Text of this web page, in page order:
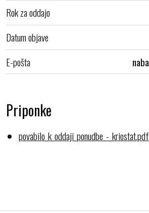
Rok za oddajo
Datum objave
E-pošta
Priponke
povabilo_k_oddaji_ponudbe_-_kriostat.pdf